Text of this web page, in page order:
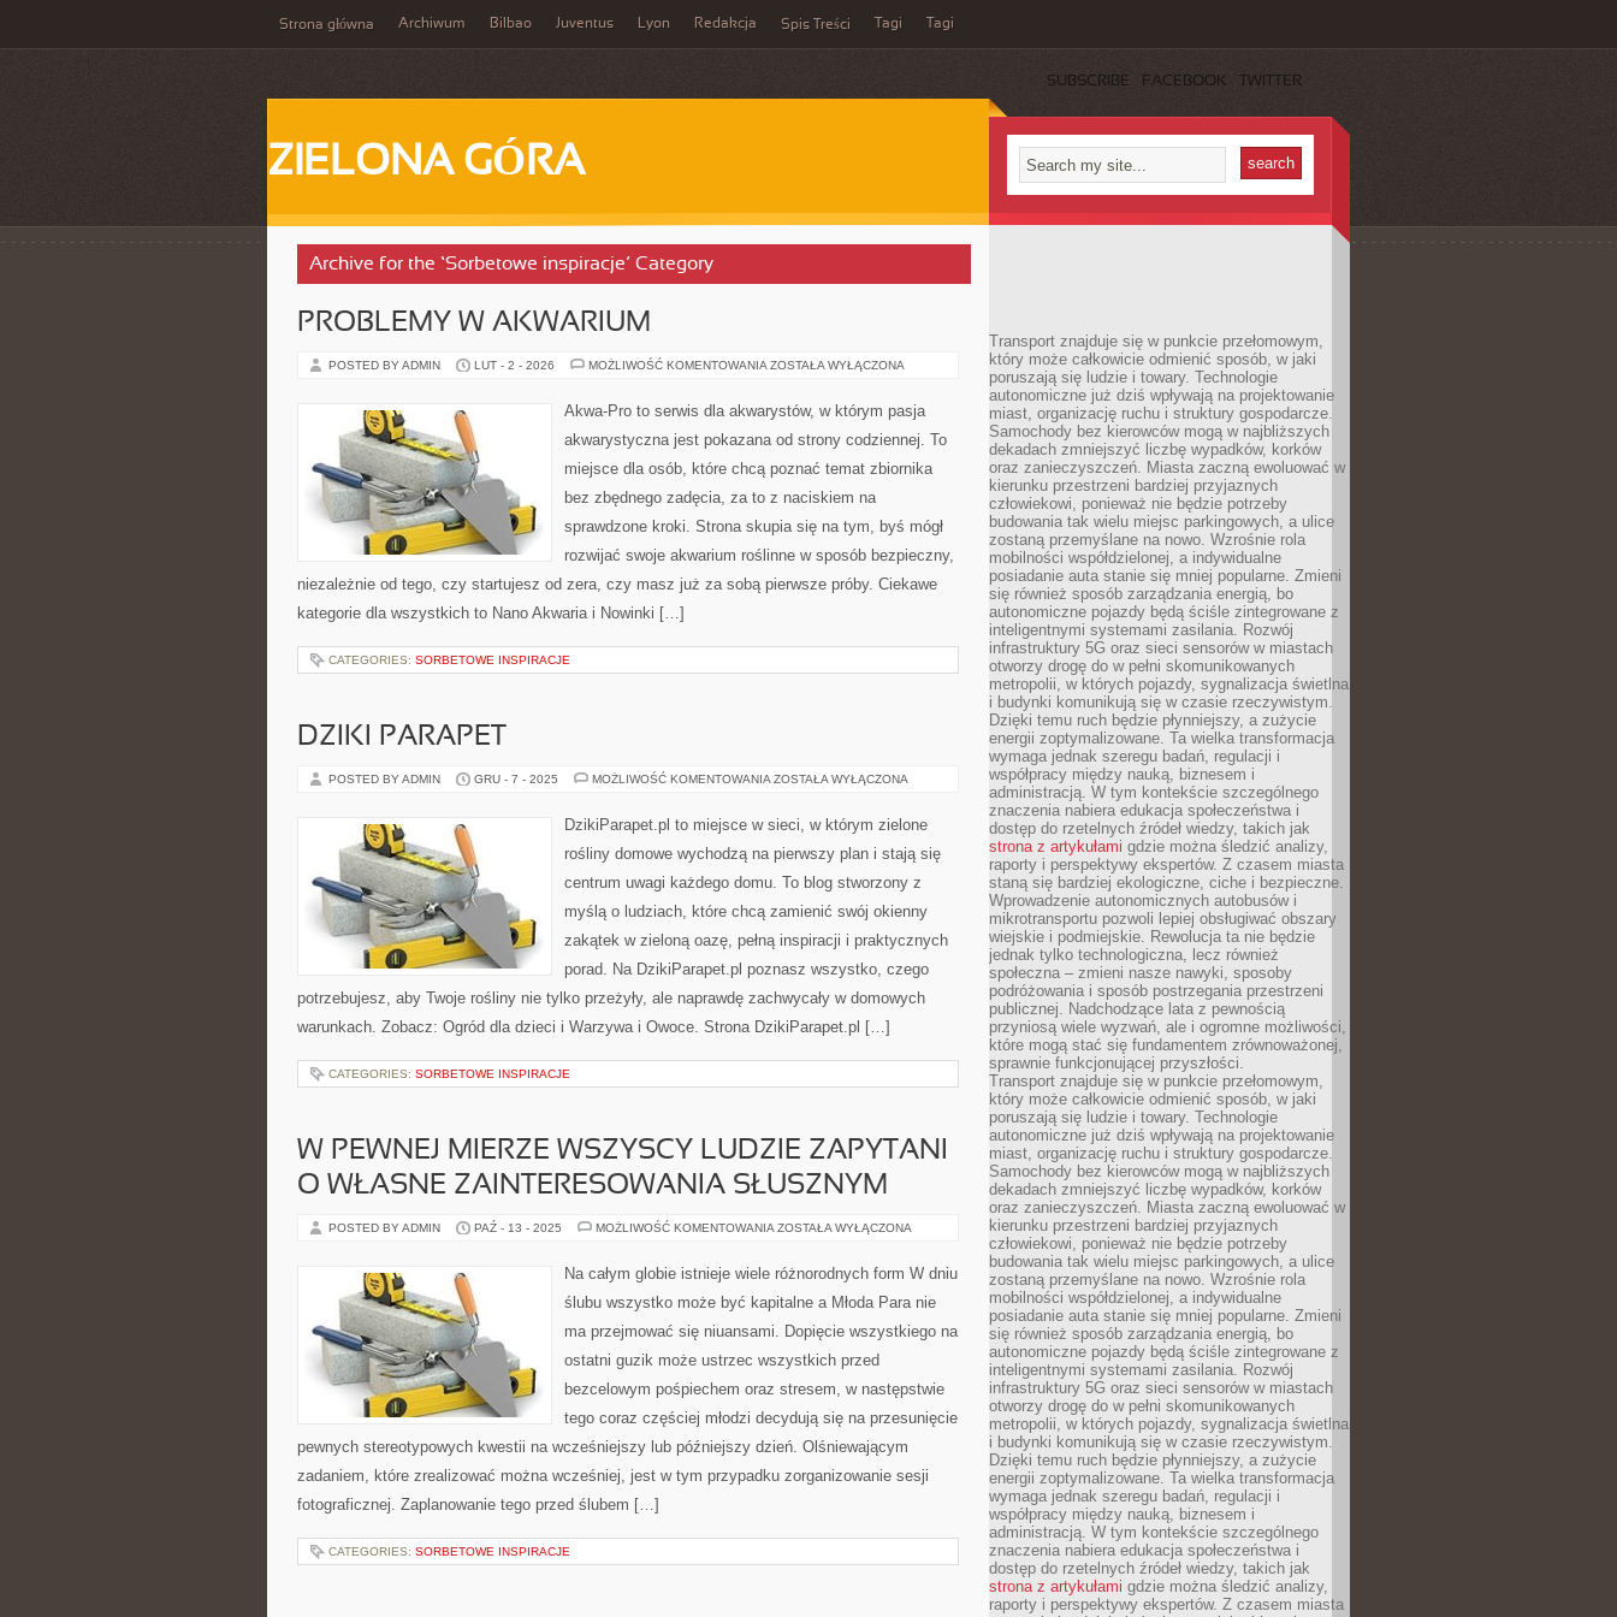
Strona główna Archiwum Bilbao Juventus Lyon Redakcja Spis Treści Tagi Tagi
SUBSCRIBE FACEBOOK TWITTER
ZIELONA GÓRA
Archive for the ‘Sorbetowe inspiracje’ Category
PROBLEMY W AKWARIUM
POSTED BY ADMIN LUT - 2 - 2026 MOŻLIWOŚĆ KOMENTOWANIA PROBLEMY
ZOSTAŁA WYŁĄCZONA
Akwa-Pro to serwis dla akwarystów, w którym pasja
akwarystyczna jest pokazana od strony codziennej. To
miejsce dla osób, które chcą poznać temat zbiornika
bez zbędnego zadęcia, za to z naciskiem na
sprawdzone kroki. Strona skupia się na tym, byś mógł
rozwijać swoje akwarium roślinne w sposób bezpieczny,
niezależnie od tego, czy startujesz od zera, czy masz już za sobą pierwsze próby. Ciekawe
kategorie dla wszystkich to Nano Akwaria i Nowinki […]
CATEGORIES: SORBETOWE INSPIRACJE
DZIKI PARAPET
POSTED BY ADMIN GRU - 7 - 2025 MOŻLIWOŚĆ KOMENTOWANIA DZIKI
ZOSTAŁA WYŁĄCZONA
DzikiParapet.pl to miejsce w sieci, w którym zielone
rośliny domowe wychodzą na pierwszy plan i stają się
centrum uwagi każdego domu. To blog stworzony z
myślą o ludziach, które chcą zamienić swój okienny
zakątek w zieloną oazę, pełną inspiracji i praktycznych
porad. Na DzikiParapet.pl poznasz wszystko, czego
potrzebujesz, aby Twoje rośliny nie tylko przeżyły, ale naprawdę zachwycały w domowych
warunkach. Zobacz: Ogród dla dzieci i Warzywa i Owoce. Strona DzikiParapet.pl […]
CATEGORIES: SORBETOWE INSPIRACJE
W PEWNEJ MIERZE WSZYSCY LUDZIE ZAPYTANI
O WŁASNE ZAINTERESOWANIA SŁUSZNYM
POSTED BY ADMIN PAŹ - 13 - 2025 MOŻLIWOŚĆ KOMENTOWANIA W
WSZYSCY
LUDZIE
O
ZAINTERESOWANIA
ZOSTAŁA WYŁĄCZONA
Na całym globie istnieje wiele różnorodnych form W dniu
ślubu wszystko może być kapitalne a Młoda Para nie
ma przejmować się niuansami. Dopięcie wszystkiego na
ostatni guzik może ustrzec wszystkich przed
bezcelowym pośpiechem oraz stresem, w następstwie
tego coraz częściej młodzi decydują się na przesunięcie
pewnych stereotypowych kwestii na wcześniejszy lub późniejszy dzień. Olśniewającym
zadaniem, które zrealizować można wcześniej, jest w tym przypadku zorganizowanie sesji
fotograficznej. Zaplanowanie tego przed ślubem […]
CATEGORIES: SORBETOWE INSPIRACJE
Transport znajduje się w punkcie przełomowym,
który może całkowicie odmienić sposób, w jaki
poruszają się ludzie i towary. Technologie
autonomiczne już dziś wpływają na projektowanie
miast, organizację ruchu i struktury gospodarcze.
Samochody bez kierowców mogą w najbliższych
dekadach zmniejszyć liczbę wypadków, korków
oraz zanieczyszczeń. Miasta zaczną ewoluować w
kierunku przestrzeni bardziej przyjaznych
człowiekowi, ponieważ nie będzie potrzeby
budowania tak wielu miejsc parkingowych, a ulice
zostaną przemyślane na nowo. Wzrośnie rola
mobilności współdzielonej, a indywidualne
posiadanie auta stanie się mniej popularne. Zmieni
się również sposób zarządzania energią, bo
autonomiczne pojazdy będą ściśle zintegrowane z
inteligentnymi systemami zasilania. Rozwój
infrastruktury 5G oraz sieci sensorów w miastach
otworzy drogę do w pełni skomunikowanych
metropolii, w których pojazdy, sygnalizacja świetlna
i budynki komunikują się w czasie rzeczywistym.
Dzięki temu ruch będzie płynniejszy, a zużycie
energii zoptymalizowane. Ta wielka transformacja
wymaga jednak szeregu badań, regulacji i
współpracy między nauką, biznesem i
administracją. W tym kontekście szczególnego
znaczenia nabiera edukacja społeczeństwa i
dostęp do rzetelnych źródeł wiedzy, takich jak
strona z artykułami gdzie można śledzić analizy,
raporty i perspektywy ekspertów. Z czasem miasta
staną się bardziej ekologiczne, ciche i bezpieczne.
Wprowadzenie autonomicznych autobusów i
mikrotransportu pozwoli lepiej obsługiwać obszary
wiejskie i podmiejskie. Rewolucja ta nie będzie
jednak tylko technologiczna, lecz również
społeczna – zmieni nasze nawyki, sposoby
podróżowania i sposób postrzegania przestrzeni
publicznej. Nadchodzące lata z pewnością
przyniosą wiele wyzwań, ale i ogromne możliwości,
które mogą stać się fundamentem zrównoważonej,
sprawnie funkcjonującej przyszłości.
Transport znajduje się w punkcie przełomowym,
który może całkowicie odmienić sposób, w jaki
poruszają się ludzie i towary. Technologie
autonomiczne już dziś wpływają na projektowanie
miast, organizację ruchu i struktury gospodarcze.
Samochody bez kierowców mogą w najbliższych
dekadach zmniejszyć liczbę wypadków, korków
oraz zanieczyszczeń. Miasta zaczną ewoluować w
kierunku przestrzeni bardziej przyjaznych
człowiekowi, ponieważ nie będzie potrzeby
budowania tak wielu miejsc parkingowych, a ulice
zostaną przemyślane na nowo. Wzrośnie rola
mobilności współdzielonej, a indywidualne
posiadanie auta stanie się mniej popularne. Zmieni
się również sposób zarządzania energią, bo
autonomiczne pojazdy będą ściśle zintegrowane z
inteligentnymi systemami zasilania. Rozwój
infrastruktury 5G oraz sieci sensorów w miastach
otworzy drogę do w pełni skomunikowanych
metropolii, w których pojazdy, sygnalizacja świetlna
i budynki komunikują się w czasie rzeczywistym.
Dzięki temu ruch będzie płynniejszy, a zużycie
energii zoptymalizowane. Ta wielka transformacja
wymaga jednak szeregu badań, regulacji i
współpracy między nauką, biznesem i
administracją. W tym kontekście szczególnego
znaczenia nabiera edukacja społeczeństwa i
dostęp do rzetelnych źródeł wiedzy, takich jak
strona z artykułami gdzie można śledzić analizy,
raporty i perspektywy ekspertów. Z czasem miasta